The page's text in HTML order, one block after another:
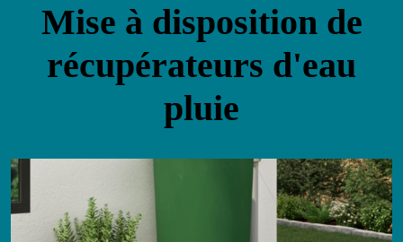
Mise à disposition de
récupérateurs d'eau
pluie